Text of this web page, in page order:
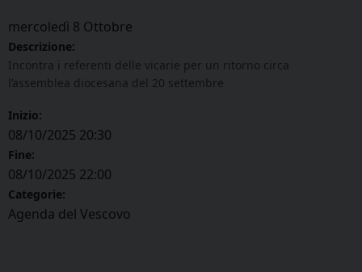
mercoledì 8 Ottobre
Descrizione:
Incontra i referenti delle vicarie per un ritorno circa
l’assemblea diocesana del 20 settembre
Inizio:
08/10/2025 20:30
Fine:
08/10/2025 22:00
Categorie:
Agenda del Vescovo